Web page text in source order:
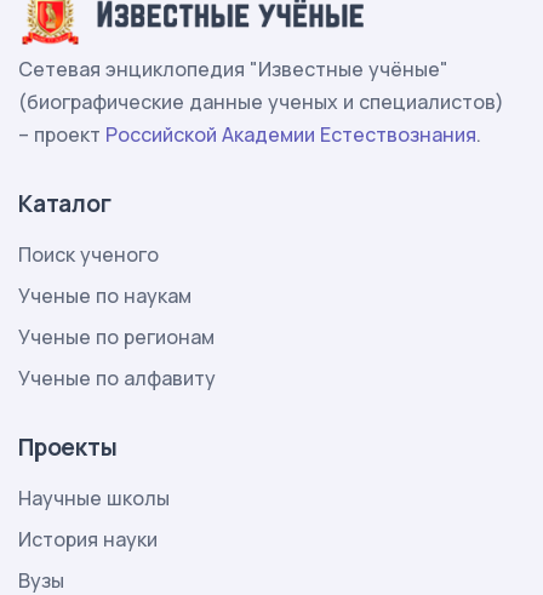
Сетевая энциклопедия "Известные учёные"
(биографические данные ученых и специалистов)
– проект Российской Академии Естествознания.
Каталог
Поиск ученого
Ученые по наукам
Ученые по регионам
Ученые по алфавиту
Проекты
Научные школы
История науки
Вузы